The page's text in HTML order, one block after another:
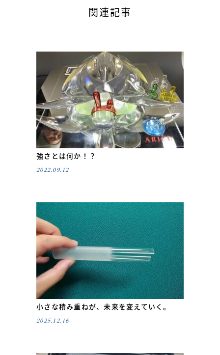
関連記事
強さとは何か！？
2022.09.12
小さな積み重ねが、未来を変えていく。
2025.12.16